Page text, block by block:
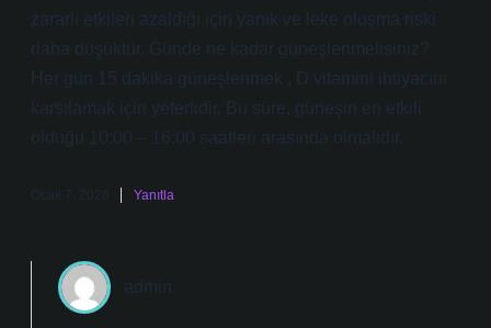
zararlı etkileri azaldığı için yanık ve leke oluşma riski
daha düşüktür. Günde ne kadar güneşlenmelisiniz?
Her gün 15 dakika güneşlenmek , D vitamini ihtiyacını
karşılamak için yeterlidir. Bu süre, güneşin en etkili
olduğu 10:00 – 16:00 saatleri arasında olmalıdır.
Ocak 7, 2026 Yanıtla
admin